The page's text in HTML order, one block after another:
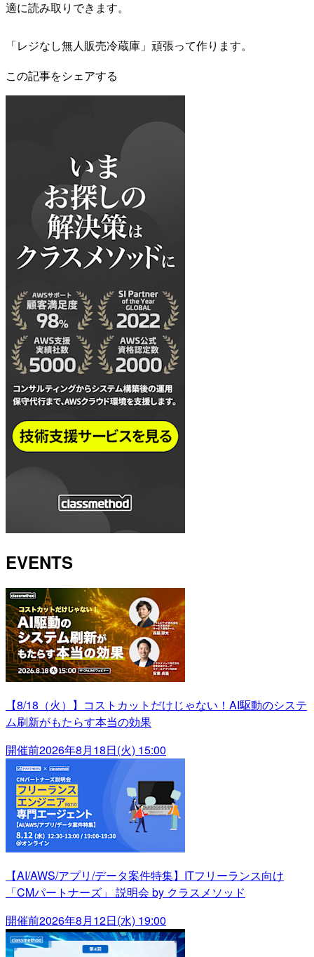
適に読み取りできます。
「レジなし無人販売冷蔵庫」頑張って作ります。
この記事をシェアする
EVENTS
【8/18（火）】コストカットだけじゃない！AI駆動のシステ
ム刷新がもたらす本当の効果
開催前2026年8月18日(火) 15:00
【AI/AWS/アプリ/データ案件特集】ITフリーランス向け
「CMパートナーズ」 説明会 by クラスメソッド
開催前2026年8月12日(水) 19:00